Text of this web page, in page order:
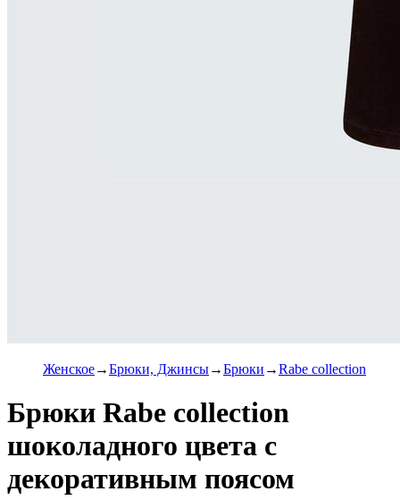
Женское Брюки, Джинсы Брюки Rabe collection
Брюки Rabe collection
шоколадного цвета с
декоративным поясом